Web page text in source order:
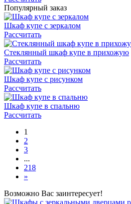
Популярный заказ
Шкаф купе с зеркалом
Рассчитать
Стеклянный шкаф купе в прихожую
Рассчитать
Шкаф купе с рисунком
Рассчитать
Шкаф купе в спальню
Рассчитать
1
2
3
...
218
»
Возможно Вас заинтересует!